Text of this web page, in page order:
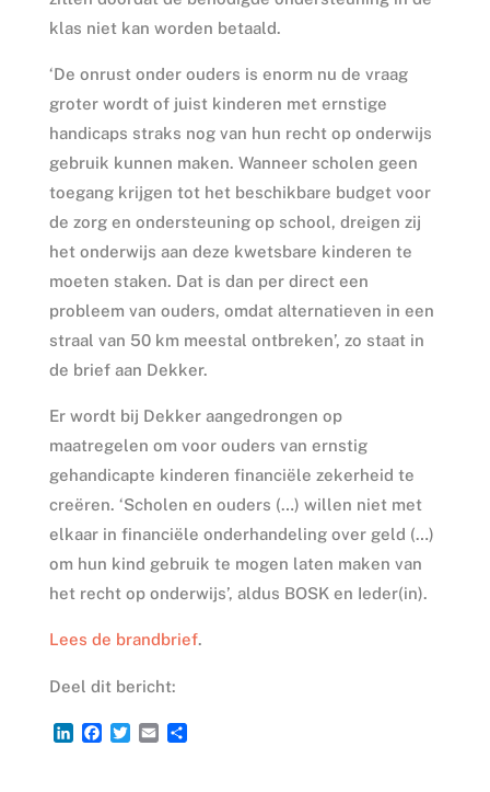
klas niet kan worden betaald.
‘De onrust onder ouders is enorm nu de vraag
groter wordt of juist kinderen met ernstige
handicaps straks nog van hun recht op onderwijs
gebruik kunnen maken. Wanneer scholen geen
toegang krijgen tot het beschikbare budget voor
de zorg en ondersteuning op school, dreigen zij
het onderwijs aan deze kwetsbare kinderen te
moeten staken. Dat is dan per direct een
probleem van ouders, omdat alternatieven in een
straal van 50 km meestal ontbreken’, zo staat in
de brief aan Dekker.
Er wordt bij Dekker aangedrongen op
maatregelen om voor ouders van ernstig
gehandicapte kinderen financiële zekerheid te
creëren. ‘Scholen en ouders (…) willen niet met
elkaar in financiële onderhandeling over geld (…)
om hun kind gebruik te mogen laten maken van
het recht op onderwijs’, aldus BOSK en Ieder(in).
Lees de brandbrief.
Deel dit bericht:
L
F
T
E
D